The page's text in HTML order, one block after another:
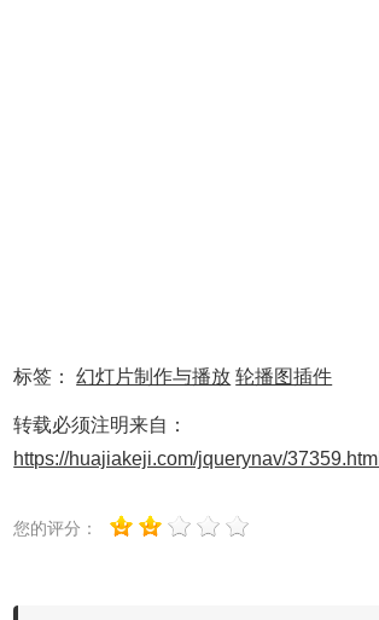
标签： 幻灯片制作与播放 轮播图插件
转载必须注明来自：
https://huajiakeji.com/jquerynav/37359.html
您的评分：